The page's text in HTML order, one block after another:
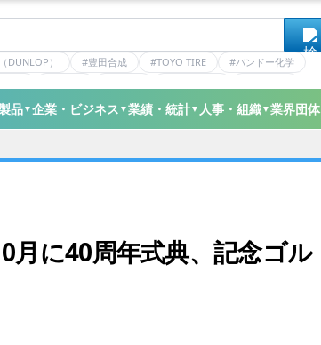
DUNLOP） #豊田合成 #TOYO TIRE
#バンドー化学
品▼企業・ビジネス ▼業績・統計▼ 人事・組織▼業界団体
月に40周年式典、記念ゴル